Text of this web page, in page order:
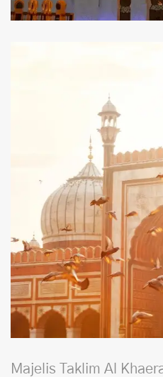
Majelis Taklim Al